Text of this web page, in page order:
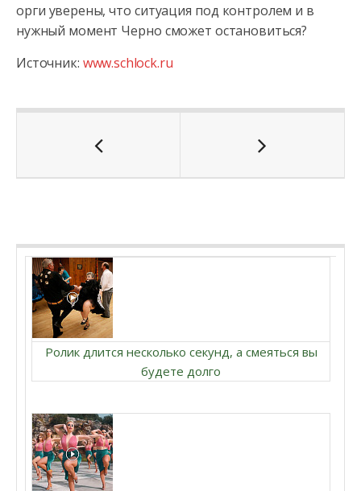
орги уверены, что ситуация под контролем и в
нужный момент Черно сможет остановиться?
Источник: www.schlock.ru
Ролик длится несколько секунд, а смеяться вы
будете долго